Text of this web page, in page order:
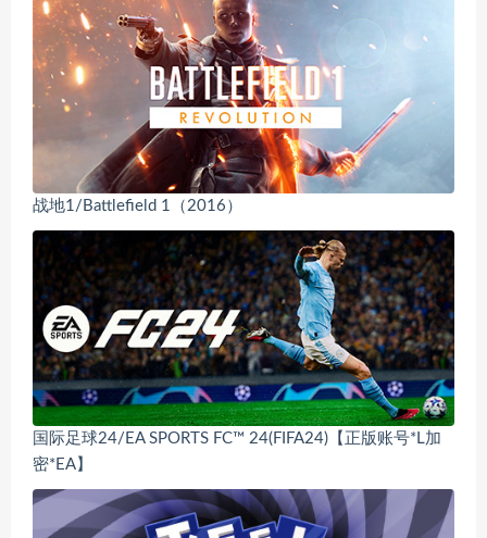
战地1/Battlefield 1（2016）
国际足球24/EA SPORTS FC™ 24(FIFA24)【正版账号*L加
密*EA】